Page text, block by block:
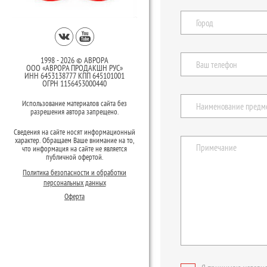
1998 - 2026 © АВРОРА
ООО «АВРОРА ПРОДАКШН РУС»
ИНН 6453138777 КПП 645101001
ОГРН 1156453000440
Использование материалов сайта без
разрешения автора запрещено.
Сведения на сайте носят информационный
характер. Обращаем Ваше внимание на то,
что информация на сайте не является
публичной офертой.
Политика безопасности и обработки
персональных данных
Оферта